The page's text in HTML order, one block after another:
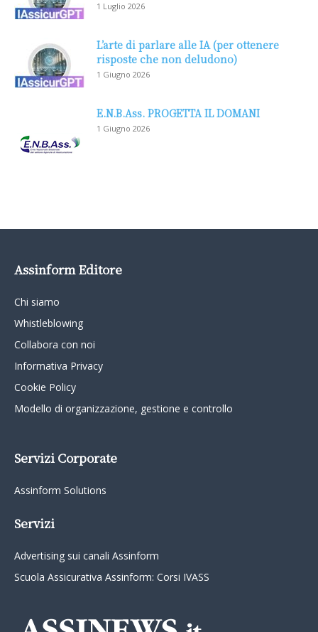
1 Luglio 2026
L’arte di parlare alle IA (per ottenere
risposte che non deludono)
1 Giugno 2026
E.N.B.Ass. PROGETTA IL DOMANI
1 Giugno 2026
Assinform Editore
Chi siamo
Whistleblowing
Collabora con noi
Informativa Privacy
Cookie Policy
Modello di organizzazione, gestione e controllo
Servizi Corporate
Assinform Solutions
Servizi
Advertising sui canali Assinform
Scuola Assicurativa Assinform: Corsi IVASS